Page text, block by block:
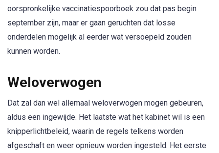
oorspronkelijke vaccinatiespoorboek zou dat pas begin
september zijn, maar er gaan geruchten dat losse
onderdelen mogelijk al eerder wat versoepeld zouden
kunnen worden.
Weloverwogen
Dat zal dan wel allemaal weloverwogen mogen gebeuren,
aldus een ingewijde. Het laatste wat het kabinet wil is een
knipperlichtbeleid, waarin de regels telkens worden
afgeschaft en weer opnieuw worden ingesteld. Het eerste